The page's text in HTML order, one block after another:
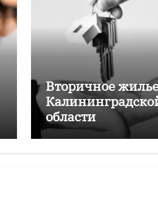
Вторичное
области
подорожало на